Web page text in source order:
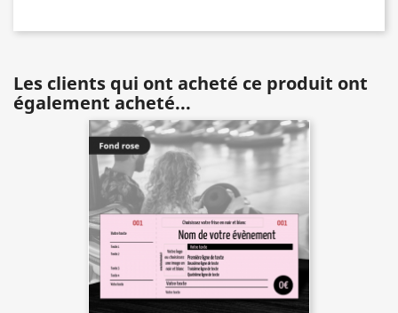
Les clients qui ont acheté ce produit ont
également acheté...